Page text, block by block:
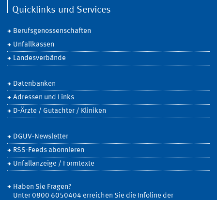
Quicklinks und Services
Berufsgenossenschaften
Unfallkassen
Landesverbände
Datenbanken
Adressen und Links
D-Ärzte / Gutachter / Kliniken
DGUV-Newsletter
RSS-Feeds abonnieren
Unfallanzeige / Formtexte
Haben Sie Fragen?
Unter 0800 6050404 erreichen Sie die Infoline der